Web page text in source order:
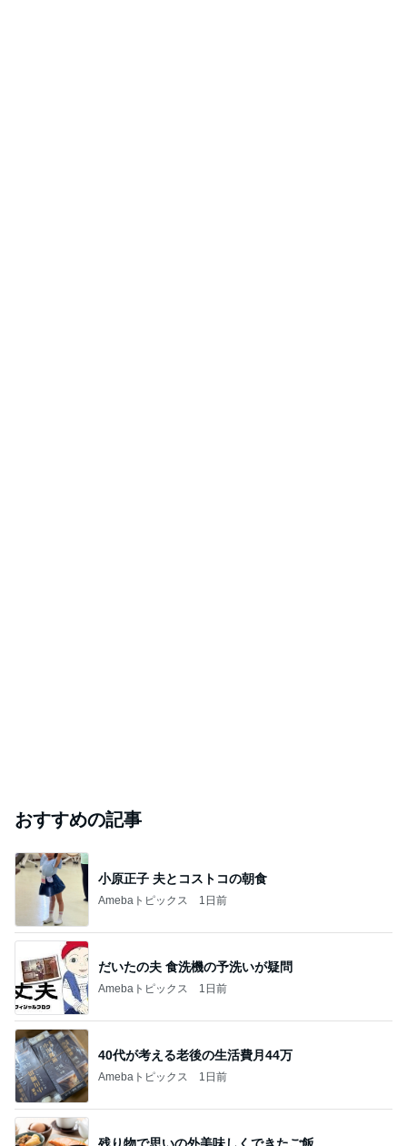
おすすめの記事
小原正子 夫とコストコの朝食
Amebaトピックス 1日前
だいたの夫 食洗機の予洗いが疑問
Amebaトピックス 1日前
40代が考える老後の生活費月44万
Amebaトピックス 1日前
残り物で思いの外美味しくできたご飯